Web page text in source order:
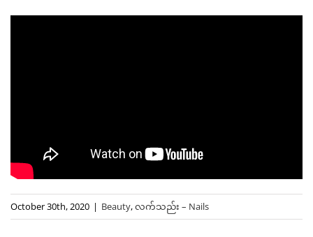
October 30th, 2020 | Beauty,လက်သည်း – Nails